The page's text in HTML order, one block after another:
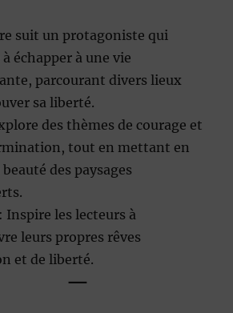
suit un protagoniste qui
échapper à une vie
parcourant divers lieux
sa liberté.
des thèmes de courage et
tout en mettant en
des paysages
: Inspire les lecteurs à
leurs propres rêves
et de liberté.
—